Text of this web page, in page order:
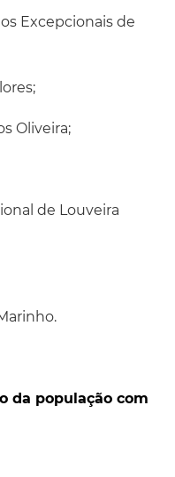
Excepcionais de
Oliveira;
de Louveira
da população com